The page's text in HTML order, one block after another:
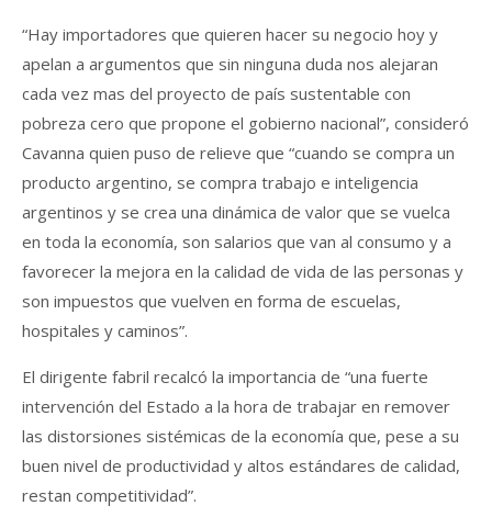
“Hay importadores que quieren hacer su negocio hoy y
apelan a argumentos que sin ninguna duda nos alejaran
cada vez mas del proyecto de país sustentable con
pobreza cero que propone el gobierno nacional”, consideró
Cavanna quien puso de relieve que “cuando se compra un
producto argentino, se compra trabajo e inteligencia
argentinos y se crea una dinámica de valor que se vuelca
en toda la economía, son salarios que van al consumo y a
favorecer la mejora en la calidad de vida de las personas y
son impuestos que vuelven en forma de escuelas,
hospitales y caminos”.
El dirigente fabril recalcó la importancia de “una fuerte
intervención del Estado a la hora de trabajar en remover
las distorsiones sistémicas de la economía que, pese a su
buen nivel de productividad y altos estándares de calidad,
restan competitividad”.